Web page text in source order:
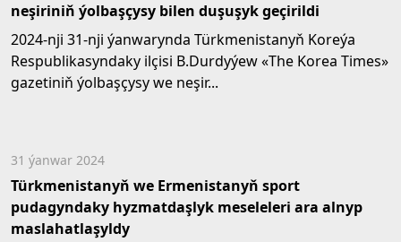
neşiriniň ýolbaşçysy bilen duşuşyk geçirildi
2024-nji 31-nji ýanwarynda Türkmenistanyň Koreýa
Respublikasyndaky ilçisi B.Durdyýew «The Korea Times»
gazetiniň ýolbaşçysy we neşir...
31 ýanwar 2024
Türkmenistanyň we Ermenistanyň sport
pudagyndaky hyzmatdaşlyk meseleleri ara alnyp
maslahatlaşyldy